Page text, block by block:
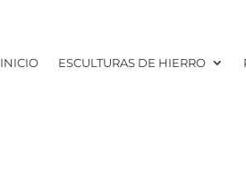
INICIO ESCULTURAS DE HIERRO